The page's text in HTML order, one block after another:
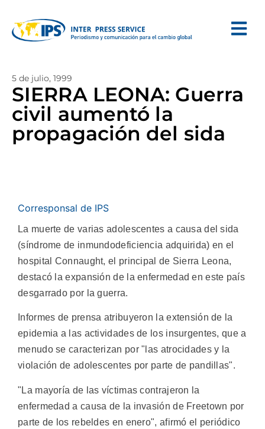
5 de julio, 1999
SIERRA LEONA: Guerra
civil aumentó la
propagación del sida
Corresponsal de IPS
La muerte de varias adolescentes a causa del sida
(síndrome de inmundodeficiencia adquirida) en el
hospital Connaught, el principal de Sierra Leona,
destacó la expansión de la enfermedad en este país
desgarrado por la guerra.
Informes de prensa atribuyeron la extensión de la
epidemia a las actividades de los insurgentes, que a
menudo se caracterizan por "las atrocidades y la
violación de adolescentes por parte de pandillas".
"La mayoría de las víctimas contrajeron la
enfermedad a causa de la invasión de Freetown por
parte de los rebeldes en enero", afirmó el periódico